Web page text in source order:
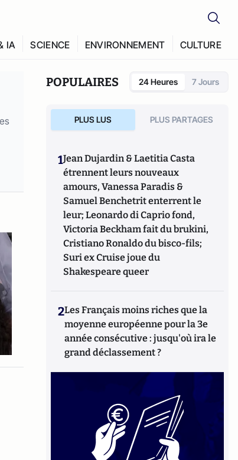
IA SCIENCE ENVIRONNEMENT CULTURE
POPULAIRES 24 Heures 7 Jours
PLUS LUS PLUS PARTAGES
1Jean Dujardin & Laetitia Casta
étrennent leurs nouveaux
amours, Vanessa Paradis &
Samuel Benchetrit enterrent le
leur; Leonardo di Caprio fond,
Victoria Beckham fait du brukini,
Cristiano Ronaldo du bisco-fils;
Suri ex Cruise joue du
Shakespeare queer
2Les Français moins riches que la
moyenne européenne pour la 3e
année consécutive : jusqu'où ira le
grand déclassement ?